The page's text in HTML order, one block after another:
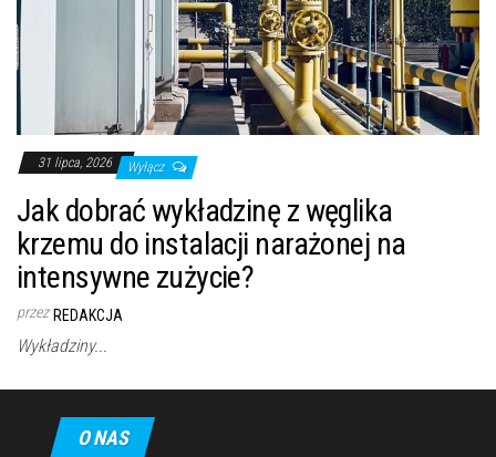
31 lipca, 2026 Wyłącz
Jak dobrać wykładzinę z węglika
krzemu do instalacji narażonej na
intensywne zużycie?
przez REDAKCJA
Wykładziny...
O NAS